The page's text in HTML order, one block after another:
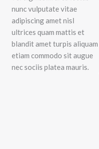
nunc vulputate vitae
adipiscing amet nisl
ultrices quam mattis et
blandit amet turpis aliquam
etiam commodo sit augue
nec sociis platea mauris.